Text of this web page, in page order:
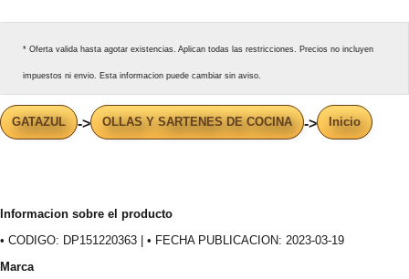
* Oferta valida hasta agotar existencias. Aplican todas las restricciones. Precios no incluyen
impuestos ni envio. Esta informacion puede cambiar sin aviso.
GATAZUL -> OLLAS Y SARTENES DE COCINA -> Inicio
Informacion sobre el producto
• CODIGO: DP151220363 | • FECHA PUBLICACION: 2023-03-19
Marca